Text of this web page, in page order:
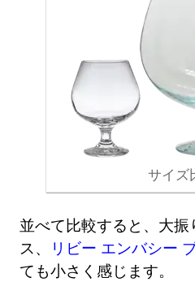
サイズ
並べて比較すると、大
ス、
リビー エンバシー
ても小さく感じます。